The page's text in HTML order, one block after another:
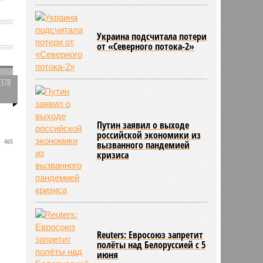
465
Украина подсчитала потери
от «Северного потока-2»
Путин заявил о выходе
российской экономики из
вызванного пандемией
кризиса
Reuters: Евросоюз запретит
полёты над Белоруссией с 5
июня